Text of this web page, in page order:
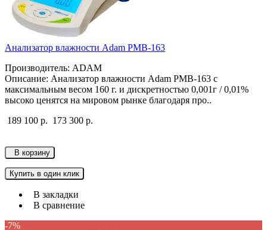
Анализатор влажности Adam PMB-163
Производитель: ADAM
Описание: Анализатор влажности Adam PMB-163 с
максимальным весом 160 г. и дискретностью 0,001г / 0,01%
высоко ценятся на мировом рынке благодаря про..
189 100 р. 173 300 р.
В корзину
Купить в один клик
В закладки
В сравнение
-7%